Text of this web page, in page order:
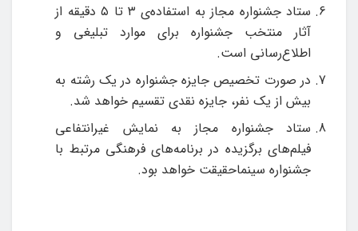
ستاد جشنواره مجاز به استفاده‌ی ۳ تا ۵ دقیقه از
آثار منتخب جشنواره برای موارد تبلیغی و
اطلاع‌رسانی است.
در صورت تخصیص جایزه جشنواره در یک رشته به
بیش از یک نفر، جایزه نقدی تقسیم خواهد شد.
ستاد جشنواره مجاز به نمایش غیرانتفاعی
فیلم‌های برگزیده در برنامه‌های فرهنگی مرتبط با
جشنواره سینماحقیقت خواهد بود.